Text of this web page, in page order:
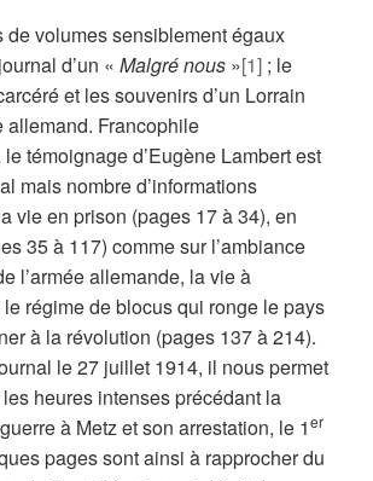
de volumes sensiblement égaux
d’un «Malgré nous »[1] ; le
et les souvenirs d’un Lorrain
allemand. Francophile
témoignage d’Eugène Lambert est
mais nombre d’informations
vie en prison (pages 17 à 34), en
35 à 117) comme sur l’ambiance
l’armée allemande, la vie à
le régime de blocus qui ronge le pays
à la révolution (pages 137 à 214).
le 27 juillet 1914, il nous permet
les heures intenses précédant la
à Metz et son arrestation, le 1er
pages sont ainsi à rapprocher du